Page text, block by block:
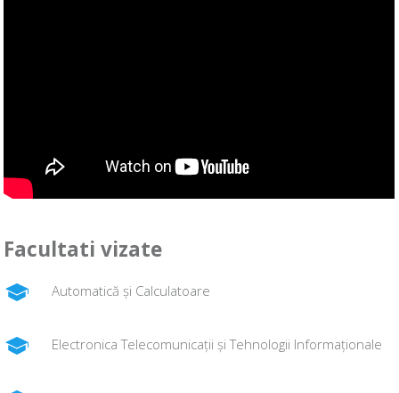
Facultati vizate
Automatică și Calculatoare
Electronica Telecomunicații și Tehnologii Informaționale